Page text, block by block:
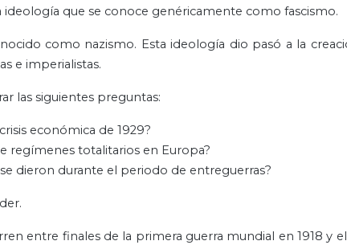
que se conoce genéricamente como fascismo.
como nazismo. Esta ideología dio pasó a la
e imperialistas.
las siguientes preguntas:
económica de 1929?
regímenes totalitarios en Europa?
dieron durante el periodo de entreguerras?
entre finales de la primera guerra mundial en 1918 y